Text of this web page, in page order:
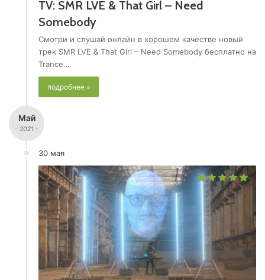
TV: SMR LVE & That Girl – Need
Somebody
Смотри и слушай онлайн в хорошем качестве новый
трек SMR LVE & That Girl – Need Somebody бесплатно на
Trance…
подробнее »
Май
- 2021 -
30 мая